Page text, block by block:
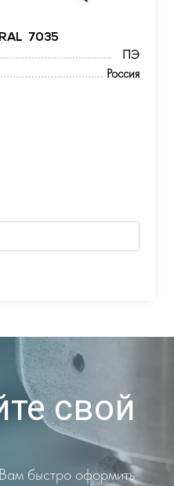
7035
ПЭ
Россия
свой
быстро оформить